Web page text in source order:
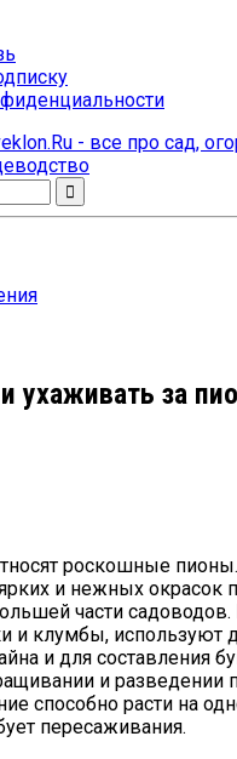
огород, фермерство и
ухаживать за
роскошные
и нежных окрасок
части
и клумбы, используют
и для составления
и разведении
способно расти на
пересаживания.